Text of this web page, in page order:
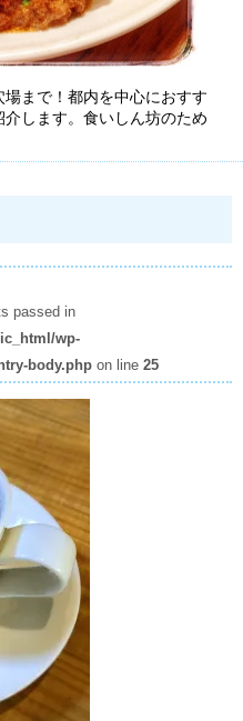
まで！都内を中心におすす
します。食いしん坊のため
passed in
wp-
body.php on line 25